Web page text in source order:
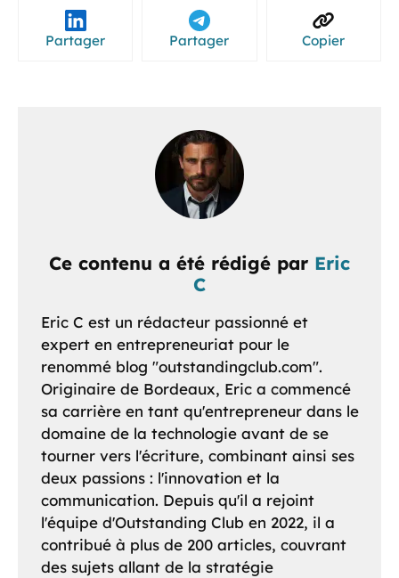
Partager Partager Copier
Ce contenu a été rédigé par Eric
C
Eric C est un rédacteur passionné et
expert en entrepreneuriat pour le
renommé blog "outstandingclub.com".
Originaire de Bordeaux, Eric a commencé
sa carrière en tant qu'entrepreneur dans le
domaine de la technologie avant de se
tourner vers l'écriture, combinant ainsi ses
deux passions : l'innovation et la
communication. Depuis qu'il a rejoint
l'équipe d'Outstanding Club en 2022, il a
contribué à plus de 200 articles, couvrant
des sujets allant de la stratégie